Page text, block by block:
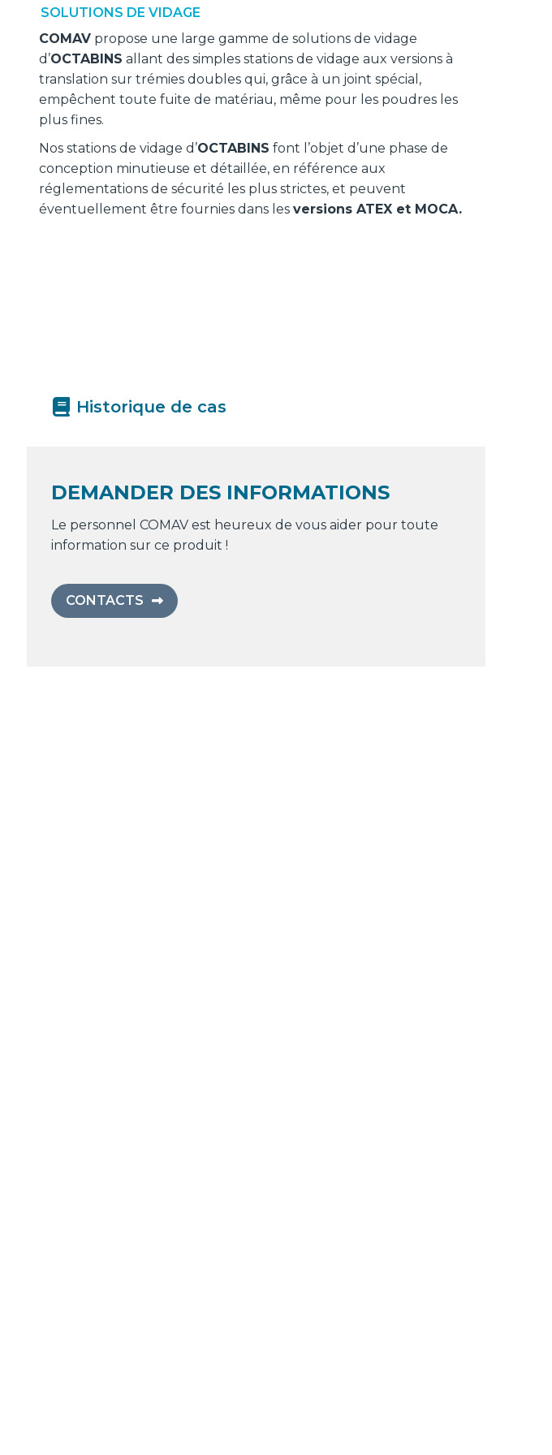
SOLUTIONS DE VIDAGE
COMAV propose une large gamme de solutions de vidage
d’OCTABINS allant des simples stations de vidage aux versions à
translation sur trémies doubles qui, grâce à un joint spécial,
empêchent toute fuite de matériau, même pour les poudres les
plus fines.
Nos stations de vidage d’OCTABINS font l’objet d’une phase de
conception minutieuse et détaillée, en référence aux
réglementations de sécurité les plus strictes, et peuvent
éventuellement être fournies dans les versions ATEX et MOCA.
Historique de cas
DEMANDER DES INFORMATIONS
Le personnel COMAV est heureux de vous aider pour toute
information sur ce produit !
CONTACTS